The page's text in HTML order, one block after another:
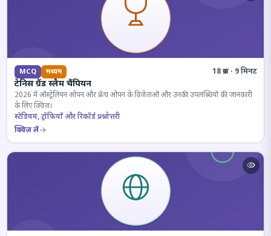
MCQ मध्यम 18 प्रश्न · 9 मिनट
टेनिस ग्रैंड स्लैम चैंपियन
2026 में ऑस्ट्रेलियन ओपन और फ्रेंच ओपन के विजेताओं और उनकी उपलब्धियों की जानकारी
के लिए क्विज़।
स्टेडियम, ट्रॉफियाँ और रिकॉर्ड प्रश्नोत्तरी
क्विज़ लें